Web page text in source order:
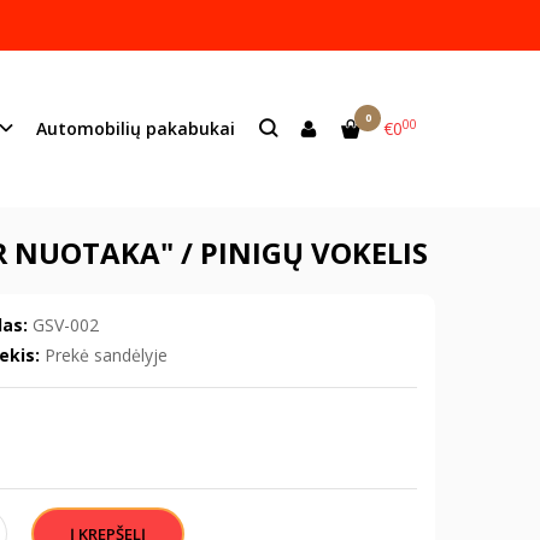
Automobilių pakabukai 0 €000
lazeriu.
info@mildeco.lt
NUOTAKA" / PINIGŲ VOKELIS
GSV-002
Prekė sandėlyje